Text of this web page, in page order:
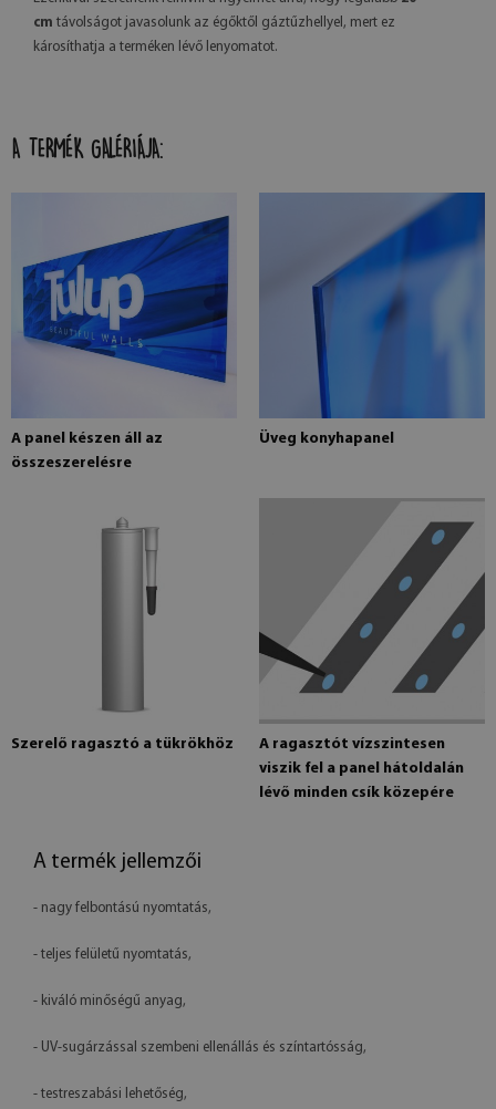
cm távolságot javasolunk az égőktől gáztűzhellyel, mert ez
károsíthatja a terméken lévő lenyomatot.
A TERMÉK GALÉRIÁJA:
A panel készen áll az
összeszerelésre
Üveg konyhapanel
Szerelő ragasztó a tükrökhöz
A ragasztót vízszintesen
viszik fel a panel hátoldalán
lévő minden csík közepére
A termék jellemzői
- nagy felbontású nyomtatás,
- teljes felületű nyomtatás,
- kiváló minőségű anyag,
- UV-sugárzással szembeni ellenállás és színtartósság,
- testreszabási lehetőség,